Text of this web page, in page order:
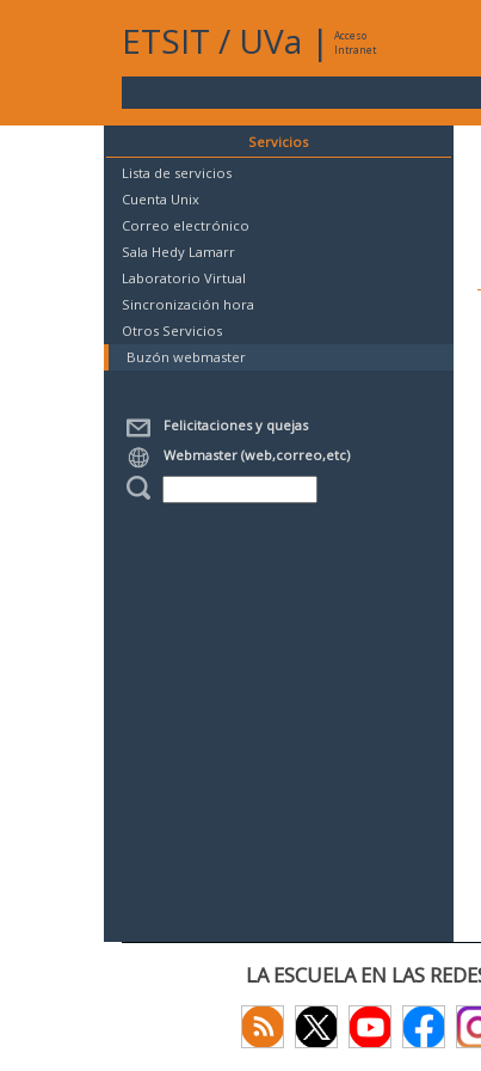
ETSIT / UVa |
Acceso
Intranet
Servicios
Lista de servicios
Cuenta Unix
Correo electrónico
Sala Hedy Lamarr
Laboratorio Virtual
Sincronización hora
Otros Servicios
Buzón webmaster
Felicitaciones y quejas
Webmaster (web,correo,etc)
LA ESCUELA EN LAS